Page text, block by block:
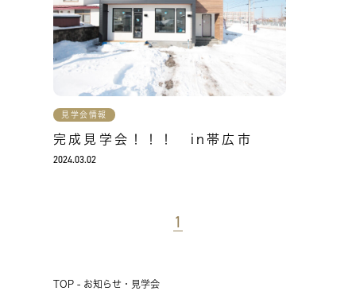
見学会情報
完成見学会！！！ in帯広市
2024.03.02
1
TOP - お知らせ・見学会